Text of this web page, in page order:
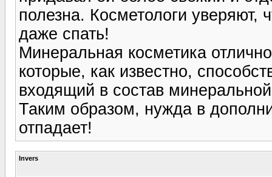
полезна. Косметологи уверяют,
даже спать!
Минеральная косметика
которые, как известно,
входящий в состав
Таким образом, нужда в
отпадает!
Invers